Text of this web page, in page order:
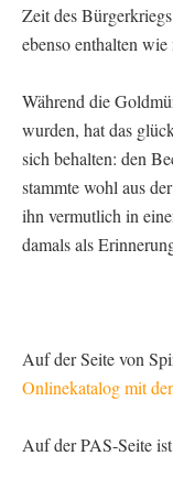
Zeit des
ebenso enthalten
Während die
wurden, hat das
sich behalten: den
stammte wohl aus
ihn vermutlich in
damals als
Auf der Seite von
Onlinekatalog mit
Auf der PAS-Seite